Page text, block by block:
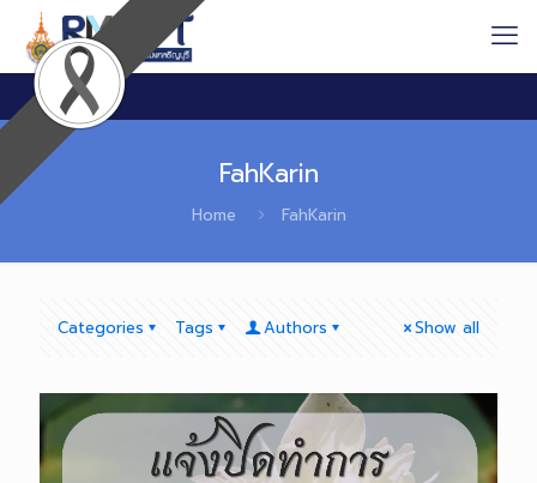
FahKarin
Home FahKarin
Categories Tags Authors Show all